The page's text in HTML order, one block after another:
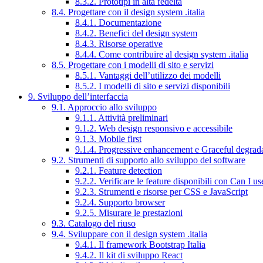
8.4. Progettare con il design system .italia
8.4.1. Documentazione
8.4.2. Benefici del design system
8.4.3. Risorse operative
8.4.4. Come contribuire al design system .italia
8.5. Progettare con i modelli di sito e servizi
8.5.1. Vantaggi dell’utilizzo dei modelli
8.5.2. I modelli di sito e servizi disponibili
9. Sviluppo dell’interfaccia
9.1. Approccio allo sviluppo
9.1.1. Attività preliminari
9.1.2. Web design responsivo e accessibile
9.1.3. Mobile first
9.1.4. Progressive enhancement e Graceful
9.2. Strumenti di supporto allo sviluppo del software
9.2.1. Feature detection
9.2.2. Verificare le feature disponibili con Can I
9.2.3. Strumenti e risorse per CSS e JavaScript
9.2.4. Supporto browser
9.2.5. Misurare le prestazioni
9.3. Catalogo del riuso
9.4. Sviluppare con il design system .italia
9.4.1. Il framework Bootstrap Italia
9.4.2. Il kit di sviluppo React